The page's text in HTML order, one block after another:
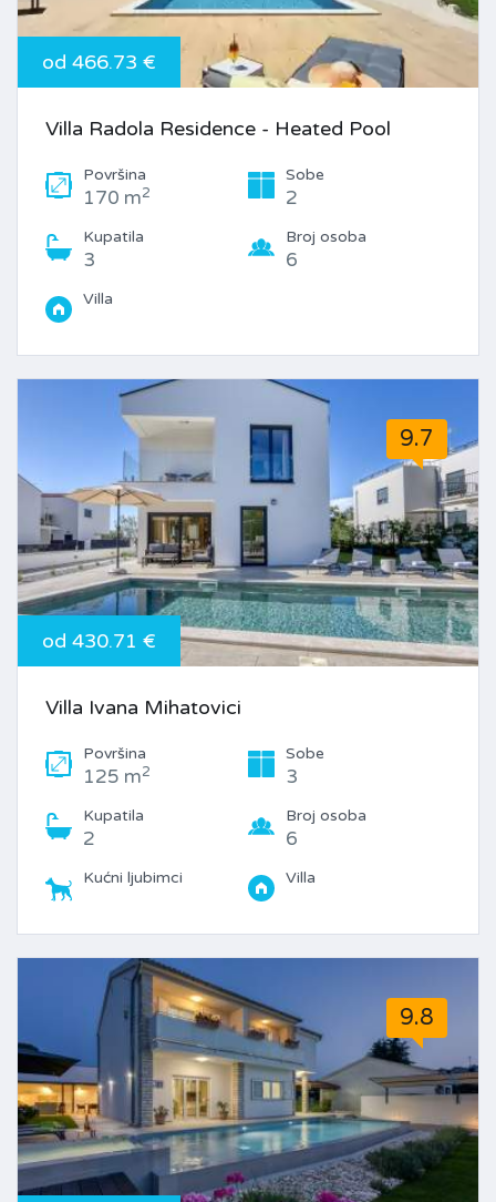
od 466.73 €
Villa Radola Residence - Heated Pool
Površina
170 m2
Sobe
2
Kupatila
3
Broj osoba
6
Villa
9.7
od 430.71 €
Villa Ivana Mihatovici
Površina
125 m2
Sobe
3
Kupatila
2
Broj osoba
6
Kućni ljubimci Villa
9.8